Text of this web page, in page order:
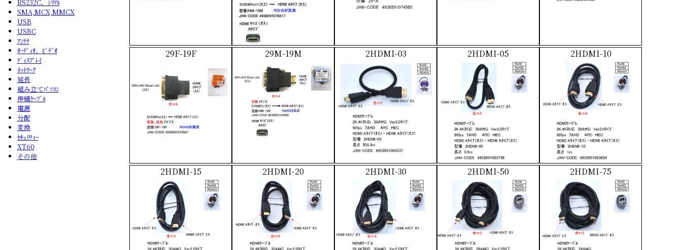
29F-19F 29M-19M 2HDMI-03 2HDMI-05 2HDMI-10
2HDMI-15 2HDMI-20 2HDMI-30 2HDMI-50 2HDMI-75
RS232C、ｼﾘｱﾙ
SMA,MCX,MMCX
USB
USBC
ｱﾝﾃﾅ
ｵｰﾃﾞｨｵ、ﾋﾞﾃﾞｵ
ﾃﾞｨｽﾌﾟﾚｲ
ﾈｯﾄﾜｰｸ
延長
組み立てﾊﾟｿｺﾝ
伸縮ｹｰﾌﾞﾙ
電源
分配
変換
ｾｷｭﾘﾃｨｰ
XT60
その他